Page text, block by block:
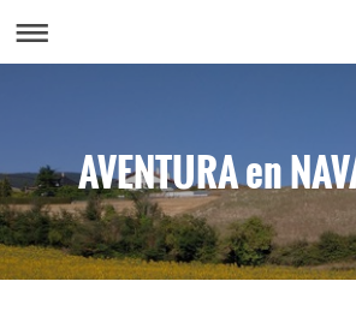
AVENTURA en